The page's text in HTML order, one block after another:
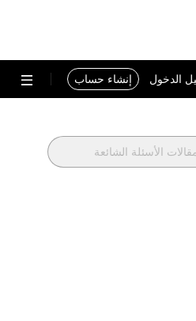
الدخول إنشاء حساب